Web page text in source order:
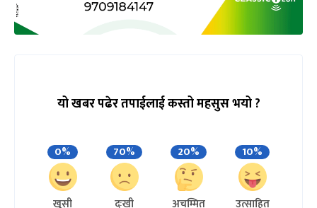
यो खबर पढेर तपाईलाई कस्तो महसुस भयो ?
0%
खुसी
70%
दुःखी
20%
अचम्मित
10%
उत्साहित